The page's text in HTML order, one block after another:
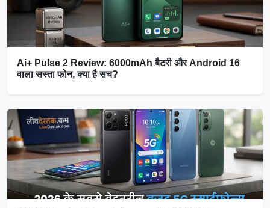
Ai+ Pulse 2 Review: 6000mAh बैटरी और Android 16
वाला सस्ता फोन, क्या है सच?